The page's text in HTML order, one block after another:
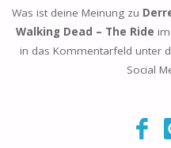
Was ist deine Meinung zu
Walking Dead – The Ride
in das Kommentarfeld unter
Social